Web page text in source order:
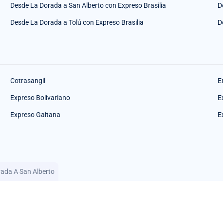
Desde La Dorada a San Alberto con Expreso Brasilia
Desde La Dorada a Tolú con Expreso Brasilia
Cotrasangil
Expreso Bolivariano
Expreso Gaitana
A San Alberto